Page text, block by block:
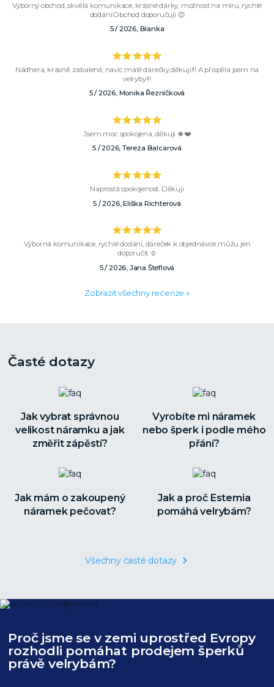
Výborný obchod, skvělá komunikace, krásné dárky, možnost na míru, rychlé
dodání.Obchod doporučuji 😊
5 / 2026, Blanka
Nádhera, krásně zabalené, navíc malé dárečky,děkuji!!! A přispěla jsem na
velryby!!!
5 / 2026, Monika Řezníčková
Jsem moc spokojena, děkuji 🍀❤️
5 / 2026, Tereza Balcarová
Naprostá spokojenost. Děkuji
5 / 2026, Eliška Richterová
Výborná komunikace, rychlé dodání, dáreček k objednávce..můžu jen
doporučit ☺️
5 / 2026, Jana Šteflová
Zobrazit všechny recenze »
Časté dotazy
Jak vybrat správnou
velikost náramku a jak
změřit zápěstí?
Vyrobíte mi náramek
nebo šperk i podle mého
přání?
Jak mám o zakoupený
náramek pečovat?
Jak a proč Estemia
pomáhá velrybám?
Všechny časté dotazy
Proč jsme se v zemi uprostřed Evropy
rozhodli pomáhat prodejem šperků
právě velrybám?